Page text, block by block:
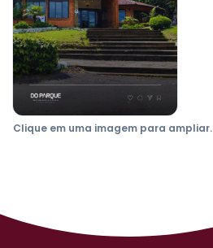
Clique em uma imagem para ampliar.